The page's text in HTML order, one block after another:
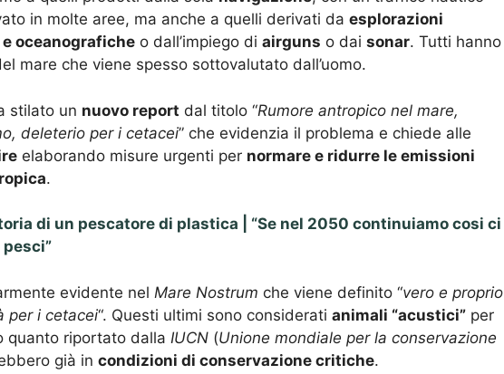
in molte aree, ma anche a quelli derivati da esplorazioni
oceanografiche o dall’impiego di airguns o dai sonar. Tutti hanno
mare che viene spesso sottovalutato dall’uomo.
stilato un nuovo report dal titolo “Rumore antropico nel mare,
deleterio per i cetacei” che evidenzia il problema e chiede alle
elaborando misure urgenti per normare e ridurre le emissioni
.
di un pescatore di plastica | “Se nel 2050 continuiamo cosi ci
evidente nel Mare Nostrum che viene definito “vero e proprio
per i cetacei“. Questi ultimi sono considerati animali “acustici” per
quanto riportato dalla IUCN (Unione mondiale per la conservazione
già in condizioni di conservazione critiche.